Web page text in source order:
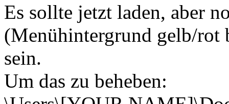
Es sollte jetzt laden, aber
(Menühintergrund gelb/rot
sein.
Um das zu beheben: